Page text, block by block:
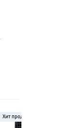
Хит продаж